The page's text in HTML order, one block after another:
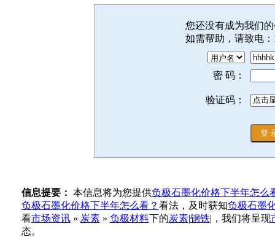
您还没有成为我们
如需帮助，请致电：
密 码：
验证码：
信息提要： 本信息将为您提供负极石墨化价格下半年怎么
负极石墨化价格下半年怎么看？ 看法，及时获知负极石墨
看市场资讯» 炭素» 负极材料下的炭素|钢铁|，我们将呈现
态。